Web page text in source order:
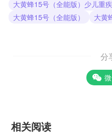
大黄蜂15号（全能版）少儿重
大黄蜂15号（全能版）
大黄
分
相关阅读